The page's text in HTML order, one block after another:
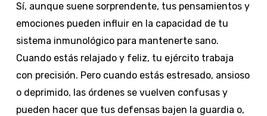
Sí, aunque suene sorprendente, tus pensamientos y
emociones pueden influir en la capacidad de tu
sistema inmunológico para mantenerte sano.
Cuando estás relajado y feliz, tu ejército trabaja
con precisión. Pero cuando estás estresado, ansioso
o deprimido, las órdenes se vuelven confusas y
pueden hacer que tus defensas bajen la guardia o,